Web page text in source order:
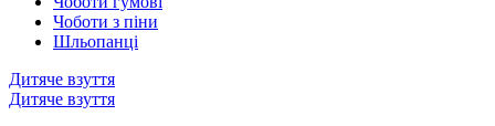
Чоботи з піни
Шльопанці
Дитяче взуття
Дитяче взуття